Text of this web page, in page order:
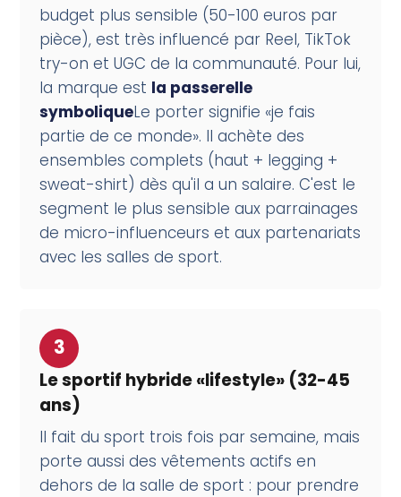
budget plus sensible (50-100 euros par
pièce), est très influencé par Reel, TikTok
try-on et UGC de la communauté. Pour lui,
la marque est la passerelle
symboliqueLe porter signifie «je fais
partie de ce monde». Il achète des
ensembles complets (haut + legging +
sweat-shirt) dès qu'il a un salaire. C'est le
segment le plus sensible aux parrainages
de micro-influenceurs et aux partenariats
avec les salles de sport.
3
Le sportif hybride «lifestyle» (32-45
ans)
Il fait du sport trois fois par semaine, mais
porte aussi des vêtements actifs en
dehors de la salle de sport : pour prendre